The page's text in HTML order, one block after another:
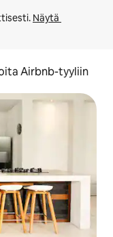
Näytä
Airbnb-tyyliin